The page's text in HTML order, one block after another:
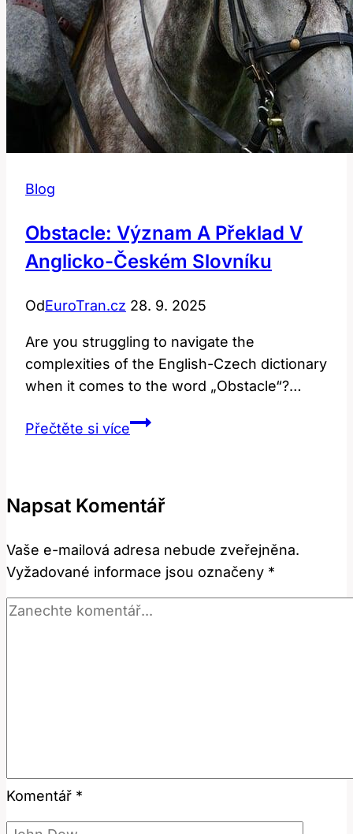
Blog
Obstacle: Význam A Překlad V
Anglicko-Českém Slovníku
OdEuroTran.cz 28. 9. 2025
Are you struggling to navigate the
complexities of the English-Czech dictionary
when it comes to the word „Obstacle“?…
Přečtěte si víceObstacle:
v
českém
slovníku
Napsat Komentář
Vaše e-mailová adresa nebude zveřejněna.
Vyžadované informace jsou označeny *
Komentář *